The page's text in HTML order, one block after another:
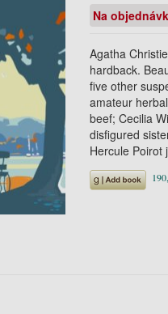
Na
Agatha
hardback.
five other
amateur
beef; Cecilia
disfigured
Hercule Poirot